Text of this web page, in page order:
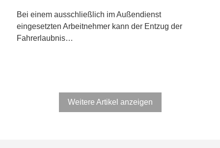
Bei einem ausschließlich im Außendienst
eingesetzten Arbeitnehmer kann der Entzug der
Fahrerlaubnis…
Weitere Artikel anzeigen